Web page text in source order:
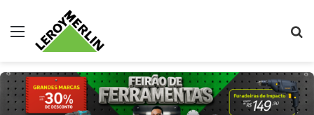
Menu